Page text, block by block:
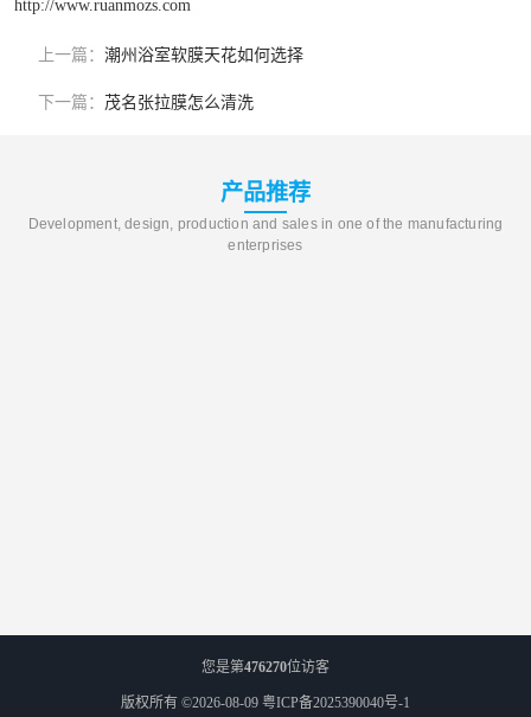
http://www.ruanmozs.com
上一篇： 潮州浴室软膜天花如何选择
下一篇： 茂名张拉膜怎么清洗
产品推荐
Development, design, production and sales in one of the manufacturing
enterprises
您是第476270位访客
版权所有 ©2026-08-09 粤ICP备2025390040号-1